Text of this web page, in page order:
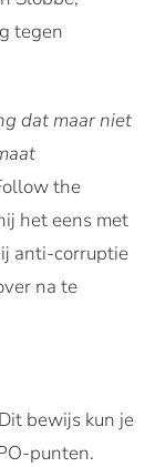
tegen
dat maar niet
the
het eens met
anti-corruptie
na te
bewijs kun je
punten.